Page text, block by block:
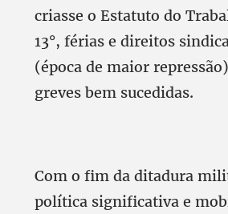
criasse o Estatuto do
13°, férias e direitos
(época de maior
greves bem sucedidas.
Com o fim da ditadura
política significativa e